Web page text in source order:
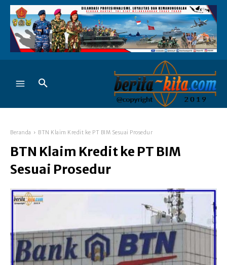
Beranda BTN Klaim Kredit ke PT BIM Sesuai Prosedur
BTN Klaim Kredit ke PT BIM
Sesuai Prosedur